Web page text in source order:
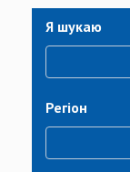
Я шукаю
Регіон